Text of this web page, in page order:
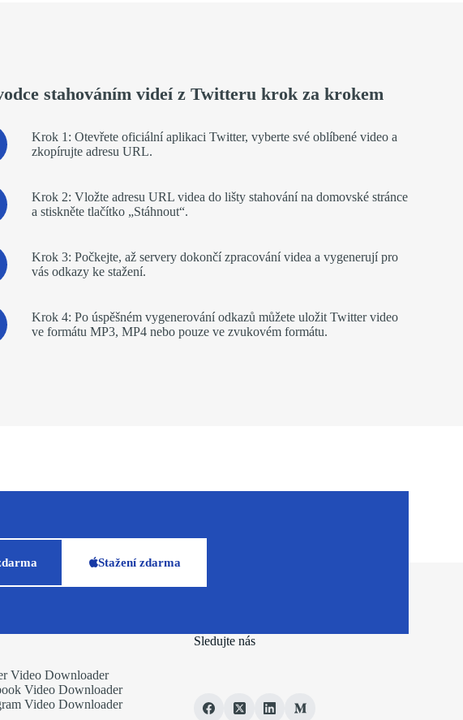
stahováním videí z Twitteru krok za krokem
Krok 1: Otevřete oficiální aplikaci Twitter, vyberte své oblíbené video a
zkopírujte adresu URL.
Krok 2: Vložte adresu URL videa do lišty stahování na domovské stránce
a stiskněte tlačítko „Stáhnout“.
Krok 3: Počkejte, až servery dokončí zpracování videa a vygenerují pro
vás odkazy ke stažení.
Krok 4: Po úspěšném vygenerování odkazů můžete uložit Twitter video
ve formátu MP3, MP4 nebo pouze ve zvukovém formátu.
Stažení zdarma
Video Downloader
Video Downloader
Video Downloader
Sledujte nás